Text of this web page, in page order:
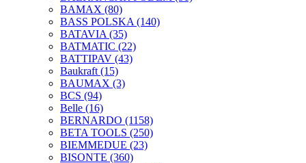
BAMAX (80)
BASS POLSKA (140)
BATAVIA (35)
BATMATIC (22)
BATTIPAV (43)
Baukraft (15)
BAUMAX (3)
BCS (94)
Belle (16)
BERNARDO (1158)
BETA TOOLS (250)
BIEMMEDUE (23)
BISONTE (360)